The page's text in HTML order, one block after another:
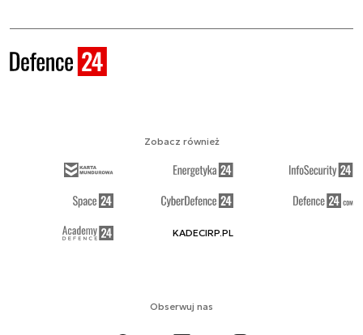
Obserwuj nas
Zobacz również
KADECIRP.PL